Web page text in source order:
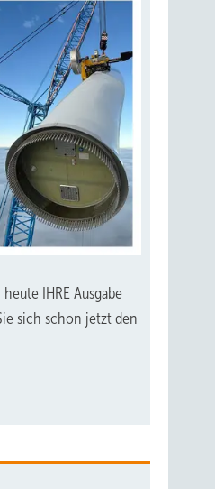
IHRE Ausgabe
sich schon jetzt den